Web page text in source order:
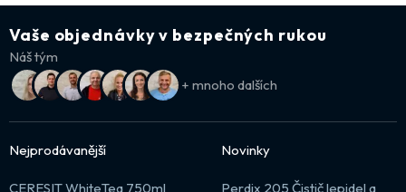
Vaše objednávky v bezpečných rukou
Náš tým
+ mnoho dalších
Nejprodávanější
CERESIT WhiteTeq 750ml
Novinky
Perdix 205 Čistič lepidel a